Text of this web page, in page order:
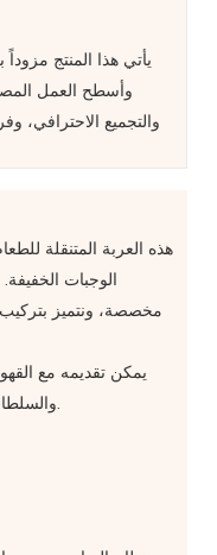
يأتي هذا المنتج مزوداً
وأسطح العمل
والتجميع الاحترافي،
هذه العربة المتنقلة
الوجبات
مخصصة، ونتميز بتركيب
والسلطات الطازجة والزبادي الطازج وما إلى ذلك.